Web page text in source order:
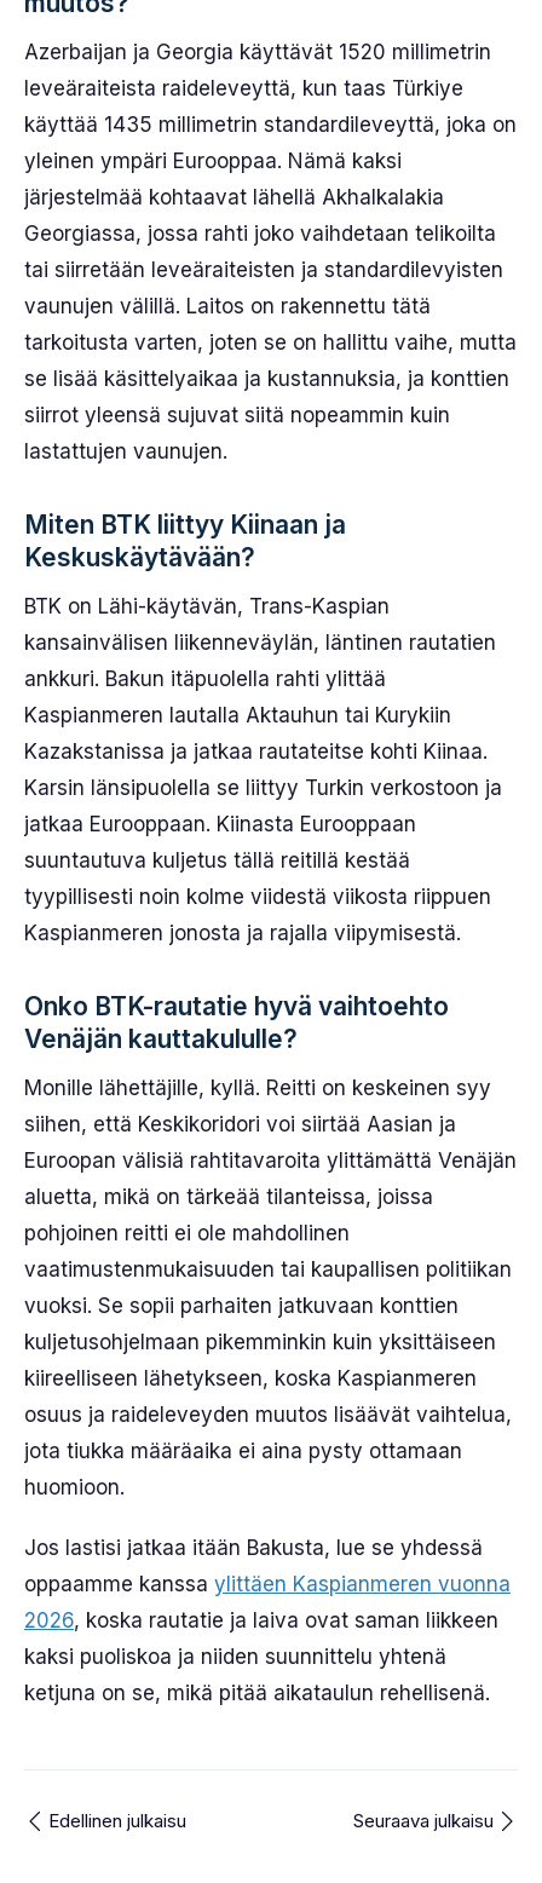
Azerbaijan ja Georgia käyttävät 1520 millimetrin
leveäraiteista raideleveyttä, kun taas Türkiye
käyttää 1435 millimetrin standardileveyttä, joka on
yleinen ympäri Eurooppaa. Nämä kaksi
järjestelmää kohtaavat lähellä Akhalkalakia
Georgiassa, jossa rahti joko vaihdetaan telikoilta
tai siirretään leveäraiteisten ja standardilevyisten
vaunujen välillä. Laitos on rakennettu tätä
tarkoitusta varten, joten se on hallittu vaihe, mutta
se lisää käsittelyaikaa ja kustannuksia, ja konttien
siirrot yleensä sujuvat siitä nopeammin kuin
lastattujen vaunujen.
Miten BTK liittyy Kiinaan ja
Keskuskäytävään?
BTK on Lähi-käytävän, Trans-Kaspian
kansainvälisen liikenneväylän, läntinen rautatien
ankkuri. Bakun itäpuolella rahti ylittää
Kaspianmeren lautalla Aktauhun tai Kurykiin
Kazakstanissa ja jatkaa rautateitse kohti Kiinaa.
Karsin länsipuolella se liittyy Turkin verkostoon ja
jatkaa Eurooppaan. Kiinasta Eurooppaan
suuntautuva kuljetus tällä reitillä kestää
tyypillisesti noin kolme viidestä viikosta riippuen
Kaspianmeren jonosta ja rajalla viipymisestä.
Onko BTK-rautatie hyvä vaihtoehto
Venäjän kauttakululle?
Monille lähettäjille, kyllä. Reitti on keskeinen syy
siihen, että Keskikoridori voi siirtää Aasian ja
Euroopan välisiä rahtitavaroita ylittämättä Venäjän
aluetta, mikä on tärkeää tilanteissa, joissa
pohjoinen reitti ei ole mahdollinen
vaatimustenmukaisuuden tai kaupallisen politiikan
vuoksi. Se sopii parhaiten jatkuvaan konttien
kuljetusohjelmaan pikemminkin kuin yksittäiseen
kiireelliseen lähetykseen, koska Kaspianmeren
osuus ja raideleveyden muutos lisäävät vaihtelua,
jota tiukka määräaika ei aina pysty ottamaan
huomioon.
Jos lastisi jatkaa itään Bakusta, lue se yhdessä
oppaamme kanssa ylittäen Kaspianmeren vuonna
2026, koska rautatie ja laiva ovat saman liikkeen
kaksi puoliskoa ja niiden suunnittelu yhtenä
ketjuna on se, mikä pitää aikataulun rehellisenä.
Edellinen julkaisu Seuraava julkaisu